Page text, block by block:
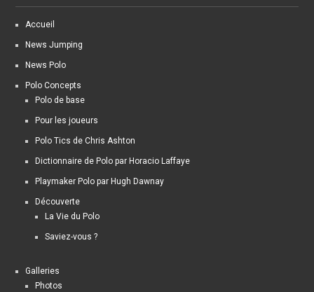
Accueil
News Jumping
News Polo
Polo Concepts
Polo de base
Pour les joueurs
Polo Tics de Chris Ashton
Dictionnaire de Polo par Horacio Laffaye
Playmaker Polo par Hugh Dawnay
Découverte
La Vie du Polo
Saviez-vous ?
Galleries
Photos